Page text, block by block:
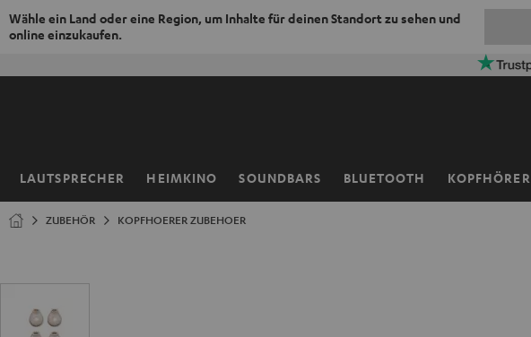
Wähle ein Land oder eine Region, um Inhalte für deinen Standort zu sehen und
online einzukaufen.
LAUTSPRECHER HEIMKINO SOUNDBARS BLUETOOTH KOPFHÖRER
Startseite
ZUBEHÖR KOPFHOERER ZUBEHOER